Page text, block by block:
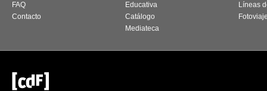
FAQ
Contacto
Educativa
Catálogo
Mediateca
Líneas